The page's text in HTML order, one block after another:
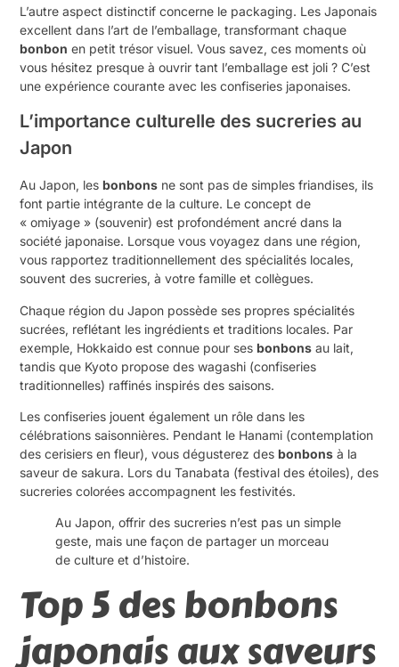
L’autre aspect distinctif concerne le packaging. Les Japonais
excellent dans l’art de l’emballage, transformant chaque
bonbon en petit trésor visuel. Vous savez, ces moments où
vous hésitez presque à ouvrir tant l’emballage est joli ? C’est
une expérience courante avec les confiseries japonaises.
L’importance culturelle des sucreries au
Japon
Au Japon, lesbonbons ne sont pas de simples friandises, ils
font partie intégrante de la culture. Le concept de
« omiyage » (souvenir) est profondément ancré dans la
société japonaise. Lorsque vous voyagez dans une région,
vous rapportez traditionnellement des spécialités locales,
souvent des sucreries, à votre famille et collègues.
Chaque région du Japon possède ses propres spécialités
sucrées, reflétant les ingrédients et traditions locales. Par
exemple, Hokkaido est connue pour sesbonbons au lait,
tandis que Kyoto propose des wagashi (confiseries
traditionnelles) raffinés inspirés des saisons.
Les confiseries jouent également un rôle dans les
célébrations saisonnières. Pendant le Hanami (contemplation
des cerisiers en fleur), vous dégusterez desbonbons à la
saveur de sakura. Lors du Tanabata (festival des étoiles), des
sucreries colorées accompagnent les festivités.
Au Japon, offrir des sucreries n’est pas un simple
geste, mais une façon de partager un morceau
de culture et d’histoire.
Top 5 des bonbons
japonais aux saveurs